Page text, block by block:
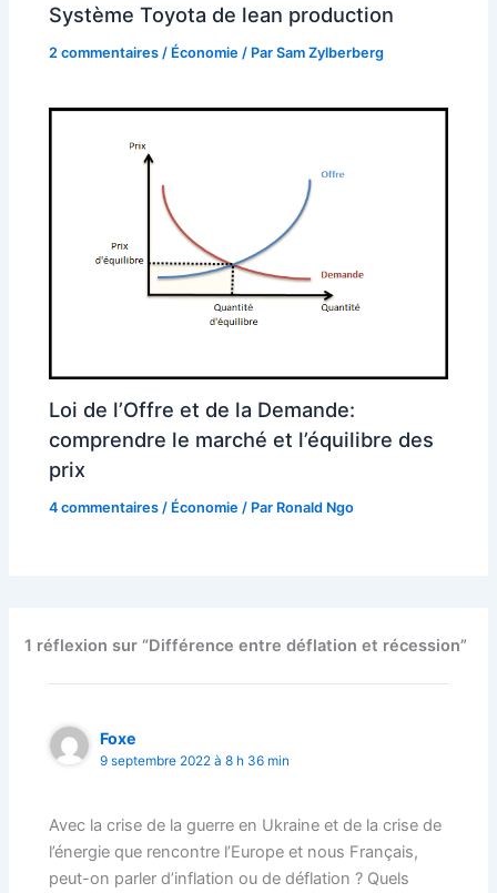
Système Toyota de lean production
2 commentaires / Économie / ParSam Zylberberg
Loi de l’Offre et de la Demande:
comprendre le marché et l’équilibre des
prix
4 commentaires / Économie / Par Ronald Ngo
1 réflexion sur “Différence entre déflation et récession”
Foxe
9 septembre 2022 à 8 h 36 min
Avec la crise de la guerre en Ukraine et de la crise de
l’énergie que rencontre l’Europe et nous Français,
peut-on parler d’inflation ou de déflation ? Quels